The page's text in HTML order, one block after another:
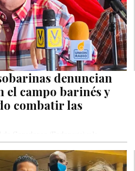
denuncian
el campo barinés y
combatir las
Rurales del Estado Barinas
una asamblea con…